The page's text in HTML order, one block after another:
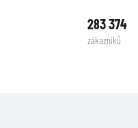
283 374
zákazníků